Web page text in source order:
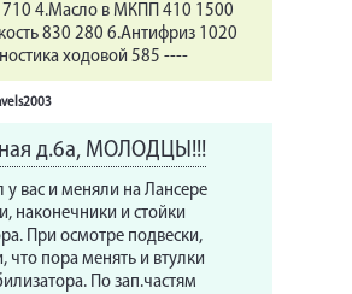
710 4.Масло в МКПП 410 1500
830 280 6.Антифриз 1020
ходовой 585 ----
д.6а, МОЛОДЦЫ!!!
вас и меняли на Лансере
наконечники и стойки
При осмотре подвески,
что пора менять и втулки
По зап.частям